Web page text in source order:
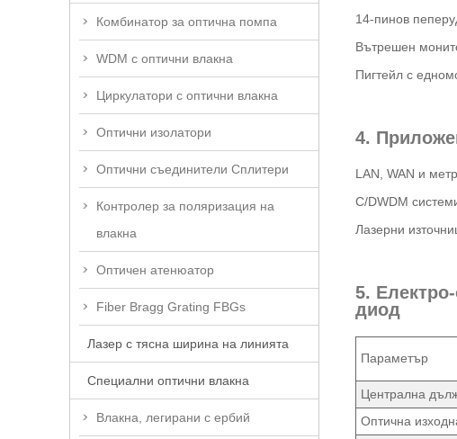
Комбинатор за оптична помпа
WDM с оптични влакна
Циркулатори с оптични влакна
Оптични изолатори
Оптични съединители Сплитери
Контролер за поляризация на
влакна
Оптичен атенюатор
Fiber Bragg Grating FBGs
Лазер с тясна ширина на линията
Специални оптични влакна
Влакна, легирани с ербий
14-пинов
Вътрешен
Пигтейл с
4.
LAN, WAN и
C/DWDM
Лазерни
5.
диод
Параметър
Централна
Оптична